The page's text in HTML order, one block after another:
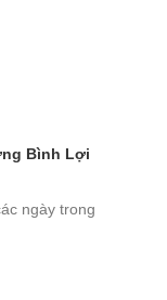
Bình Lợi
ngày trong